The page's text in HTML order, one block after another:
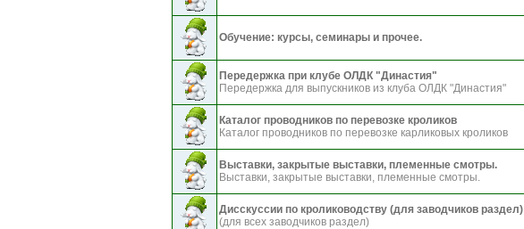
Обучение: курсы, семинары и прочее.
Передержка при клубе ОЛДК "Династия"
Передержка для выпускников из клуба ОЛДК "Династия"
Каталог проводников по перевозке кроликов
Каталог проводников по перевозке карликовых кроликов
Выставки, закрытые выставки, племенные смотры.
Выставки, закрытые выставки, племенные смотры.
Дисскуссии по кролиководству (для заводчиков раздел)
(для всех заводчиков раздел)